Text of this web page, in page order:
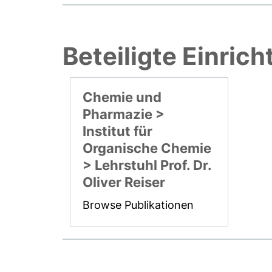
Beteiligte
Chemie und
Pharmazie >
Institut für
Organische Chemie
> Lehrstuhl Prof. Dr.
Oliver Reiser
Browse Publikationen